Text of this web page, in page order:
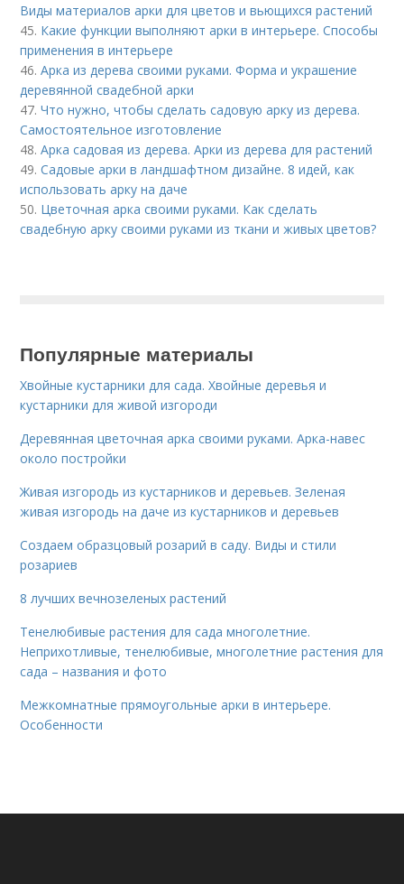
Виды материалов арки для цветов и вьющихся растений
45. Какие функции выполняют арки в интерьере. Способы
применения в интерьере
46.Арка из дерева своими руками. Форма и украшение
деревянной свадебной арки
47.Что нужно, чтобы сделать садовую арку из дерева.
Самостоятельное изготовление
48.Арка садовая из дерева. Арки из дерева для растений
49.Садовые арки в ландшафтном дизайне. 8 идей, как
использовать арку на даче
50. Цветочная арка своими руками. Как сделать
свадебную арку своими руками из ткани и живых цветов?
Популярные материалы
Хвойные кустарники для сада. Хвойные деревья и
кустарники для живой изгороди
Деревянная цветочная арка своими руками. Арка-навес
около постройки
Живая изгородь из кустарников и деревьев. Зеленая
живая изгородь на даче из кустарников и деревьев
Создаем образцовый розарий в саду. Виды и стили
розариев
8 лучших вечнозеленых растений
Тенелюбивые растения для сада многолетние.
Неприхотливые, тенелюбивые, многолетние растения для
сада – названия и фото
Межкомнатные прямоугольные арки в интерьере.
Особенности